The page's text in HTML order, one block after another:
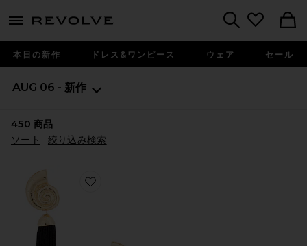
menu - shows more content
本日の新作 ドレス&ワンピース ウェア セール
AUG 06 - 新作
450 商品
ソート
絞り込み検索
Favorite ELEGANT ドロップイヤリング